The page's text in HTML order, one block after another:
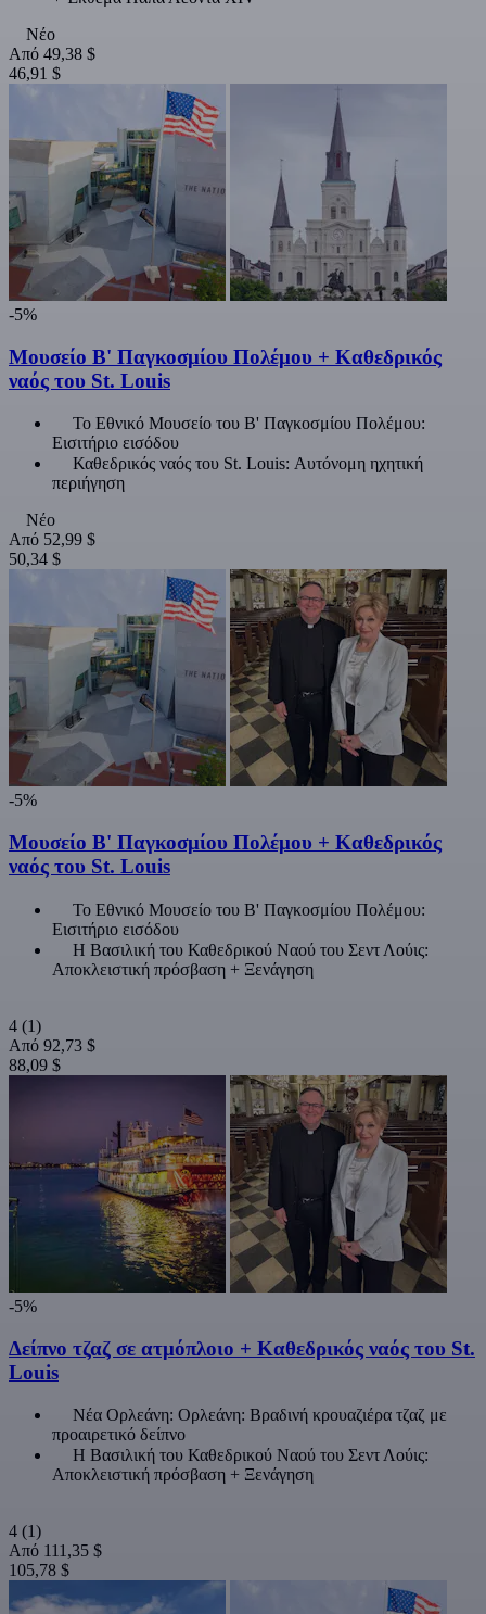
Νέο
Από 49,38 $
46,91 $
-5%
Μουσείο Β' Παγκοσμίου Πολέμου + Καθεδρικός
ναός του St. Louis
Το Εθνικό Μουσείο του Β' Παγκοσμίου Πολέμου:
Εισιτήριο εισόδου
Καθεδρικός ναός του St. Louis: Αυτόνομη ηχητική
περιήγηση
Νέο
Από 52,99 $
50,34 $
-5%
Μουσείο Β' Παγκοσμίου Πολέμου + Καθεδρικός
ναός του St. Louis
Το Εθνικό Μουσείο του Β' Παγκοσμίου Πολέμου:
Εισιτήριο εισόδου
Η Βασιλική του Καθεδρικού Ναού του Σεντ Λούις:
Αποκλειστική πρόσβαση + Ξενάγηση
4 (1)
Από 92,73 $
88,09 $
-5%
Δείπνο τζαζ σε ατμόπλοιο + Καθεδρικός ναός του St.
Louis
Νέα Ορλεάνη: Ορλεάνη: Βραδινή κρουαζιέρα τζαζ με
προαιρετικό δείπνο
Η Βασιλική του Καθεδρικού Ναού του Σεντ Λούις:
Αποκλειστική πρόσβαση + Ξενάγηση
4 (1)
Από 111,35 $
105,78 $